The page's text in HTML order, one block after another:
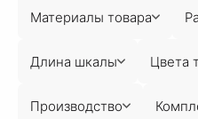
Материалы товара
Длина шкалы Цвета
Производство